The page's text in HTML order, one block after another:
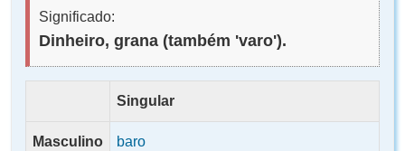
Significado:
Dinheiro, grana (também 'varo').
Singular
Masculino baro